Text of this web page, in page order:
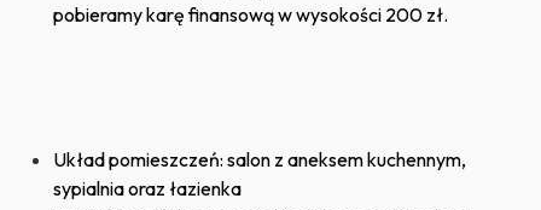
pobieramy karę finansową w wysokości 200 zł.
Układ pomieszczeń: salon z aneksem kuchennym,
sypialnia oraz łazienka